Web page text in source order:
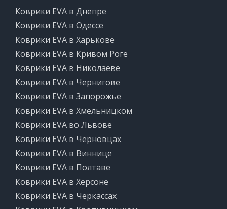
Коврики EVA в Днепре
Коврики EVA в Одессе
Коврики EVA в Харькове
Коврики EVA в Кривом Роге
Коврики EVA в Николаеве
Коврики EVA в Чернигове
Коврики EVA в Запорожье
Коврики EVA в Хмельницком
Коврики EVA во Львове
Коврики EVA в Черновцах
Коврики EVA в Виннице
Коврики EVA в Полтаве
Коврики EVA в Херсоне
Коврики EVA в Черкассах